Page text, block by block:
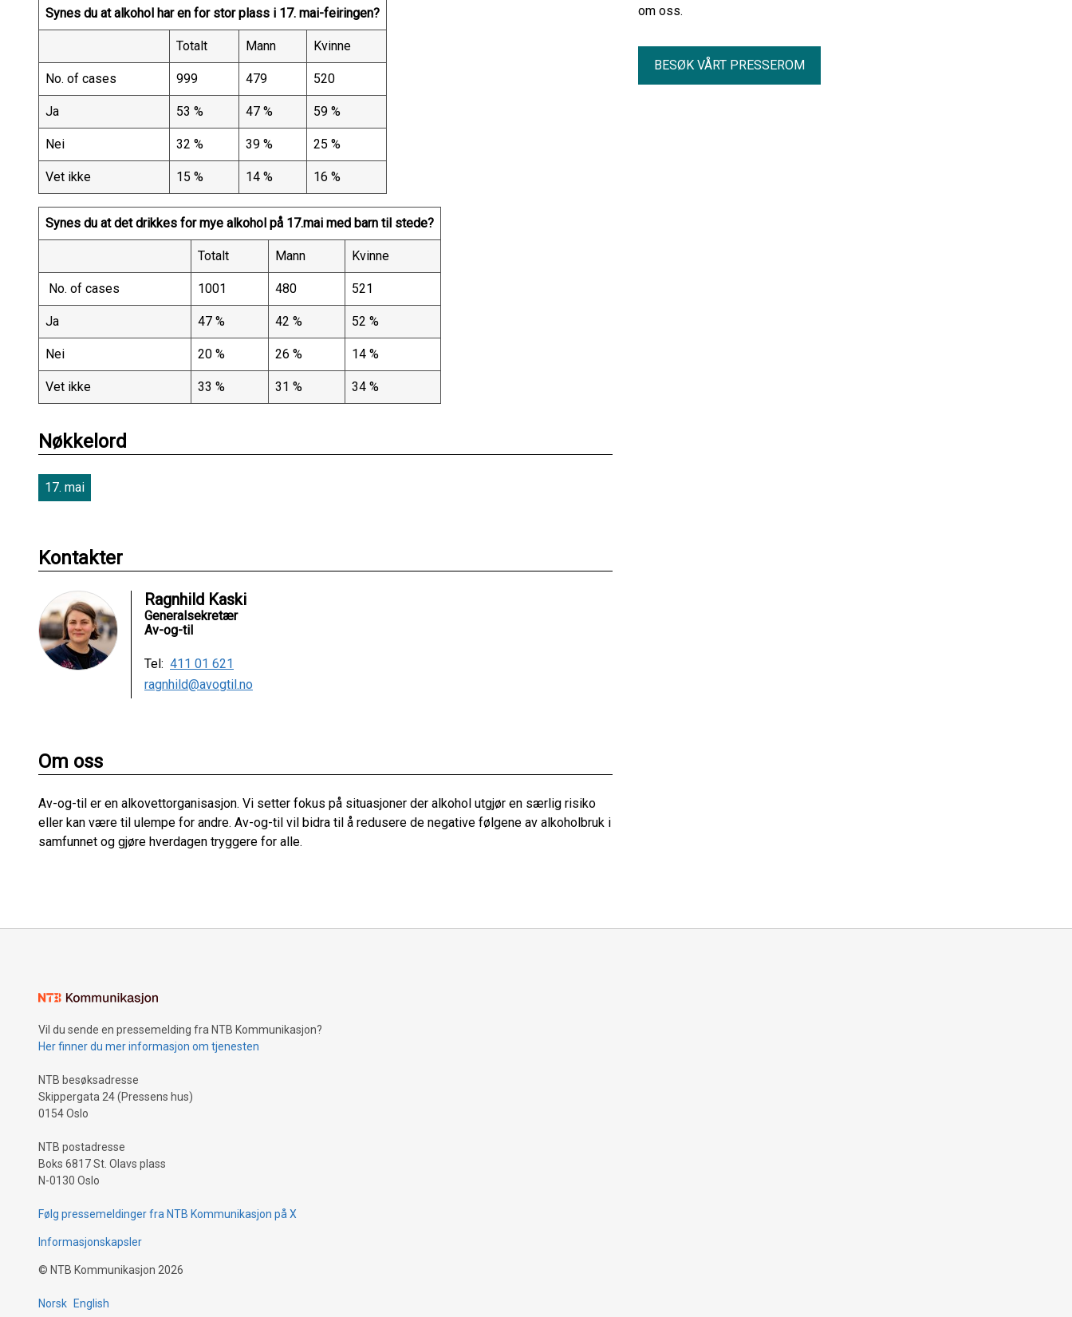
Synes du at alkohol har en for stor plass i 17. mai-feiringen?
Totalt Mann Kvinne
No. of cases 999 479 520
Ja 53 % 47 % 59 %
Nei 32 % 39 % 25 %
Vet ikke 15 % 14 % 16 %
Synes du at det drikkes for mye alkohol på 17.mai med barn til stede?
Totalt Mann Kvinne
No. of cases 1001 480 521
Ja 47 % 42 % 52 %
Nei 20 % 26 % 14 %
Vet ikke 33 % 31 % 34 %
Nøkkelord
17. mai
Kontakter
Ragnhild Kaski
Generalsekretær
Av-og-til
Tel: 411 01 621
ragnhild@avogtil.no
Om oss
Av-og-til er en alkovettorganisasjon. Vi setter fokus på situasjoner der alkohol utgjør en særlig risiko
eller kan være til ulempe for andre. Av-og-til vil bidra til å redusere de negative følgene av alkoholbruk i
samfunnet og gjøre hverdagen tryggere for alle.
om oss.
BESØK VÅRT PRESSEROM
Vil du sende en pressemelding fra NTB Kommunikasjon?
Her finner du mer informasjon om tjenesten
NTB besøksadresse
Skippergata 24 (Pressens hus)
0154 Oslo
NTB postadresse
Boks 6817 St. Olavs plass
N-0130 Oslo
Følg pressemeldinger fra NTB Kommunikasjon på X
Informasjonskapsler
© NTB Kommunikasjon 2026
Norsk English